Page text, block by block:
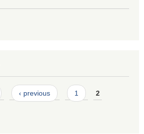
‹ previous 1 2